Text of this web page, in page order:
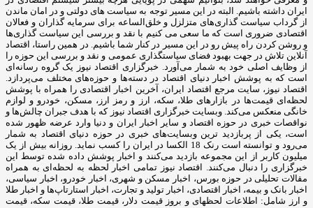
ایران داشته باشیم. البته در این مسیر توجه به سیاست های دولتی و در امان ماندن
از گرداب سیاست گذاری‌های متزلزل و خلق‌الساعه برای سرمایه گذاران و فعالان
اقتصادی ضروری است که ما سعی می کنیم با نقد و بررسی این سیاست گذاری‌ها
و روشن کردن راه پیش رو در این مسیر در کنار شما باشیم. در همین راستا، اقتصاد
آنلاین تلاش در جهت بهبود فضای سیاستگذاری عمومی و نقد و بررسی این حوزه را
از وظایف اصلی خود به شمار می‌آورد. خبرگزاری اقتصاد نیوز یک گروه رسانه‌ای
است که به پوشش اخبار دنیای اقتصاد در دسته‌ها و حوزه‌های مختلف می‌پردازد.
اقتصاد نیوز، سایت مرجع اقتصاد ایران، آخرین اخبار اقتصادی را همراه با پوشش
لحظه‌ای قیمت‌ها در بازارهای طلا، سکه، ارز و رمز ارز، مسکن، خودرو و لوازم
خانگی منعکس می‌کند. وبسایت خبرگزاری اقتصاد نیوز که با هدف جبران چالش‌ها و
نواقصات خبری در حوزه اقتصاد و سایر اخبار ایران و دنیا وارد عرضه ظهور شده
است، یکی از پربازدید ترین وبسایت‌های خبری در حوزه دنیای اقتصاد به شمار
می‌رود و توانسته است رنک 18 الکسا در ایران را کسب نماید. روزانه بیش از یک
میلیون کاربر از این مجموعه بازدید می‌کنند و اخبار پوشش داده شده توسط این
خبرگزاری را دنبال می‌کنند. اقتصاد نیوز تمامی اخبار لحظه به لحظه‌ای به همراه
مقالات تحلیلی در حوزه بورس، اخبار مسکن و شهری، اخبار خودرو، اخبار سیاسی،
اخبار بانک و بیمه، اخبار اقتصادی، اخبار تولید و تجارت، اخبار استارتاپ‌ها و اخبار طلا
و ارز شامل: اطلاعات لحظهای و بروز قیمت دلار، قیمت طلا، قیمت سکه، قیمت